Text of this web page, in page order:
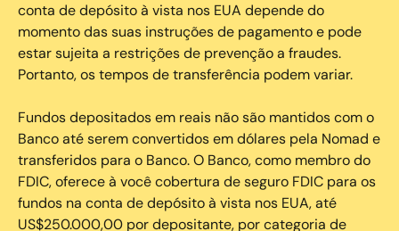
conta de depósito à vista nos EUA depende do
momento das suas instruções de pagamento e pode
estar sujeita a restrições de prevenção a fraudes.
Portanto, os tempos de transferência podem variar.
Fundos depositados em reais não são mantidos com o
Banco até serem convertidos em dólares pela Nomad e
transferidos para o Banco. O Banco, como membro do
FDIC, oferece à você cobertura de seguro FDIC para os
fundos na conta de depósito à vista nos EUA, até
US$250.000,00 por depositante, por categoria de